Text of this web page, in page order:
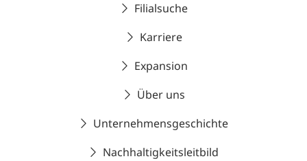
Filialsuche
Karriere
Expansion
Über uns
Unternehmensgeschichte
Nachhaltigkeitsleitbild